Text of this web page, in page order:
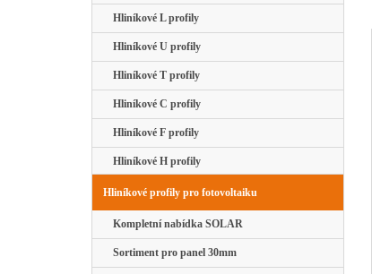
Hliníkové L profily
Hliníkové U profily
Hliníkové T profily
Hliníkové C profily
Hliníkové F profily
Hliníkové H profily
Hliníkové profily pro fotovoltaiku
Kompletní nabídka SOLAR
Sortiment pro panel 30mm